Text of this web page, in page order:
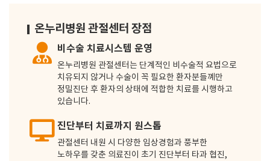
온누리병원 관절센터 장점
비수술 치료시스템 운영
온누리병원 관절센터는 단계적인 비수술적 요법으로
치유되지 않거나 수술이 꼭 필요한 환자분들꼐만
정밀진단 후 환자의 상태에 적합한 치료를 시행하고
있습니다.
진단부터 치료까지 원스톱
관절센터 내원 시 다양한 임상경험과 풍부한
노하우를 갖춘 의료진이 초기 진단부터 타과 협진,